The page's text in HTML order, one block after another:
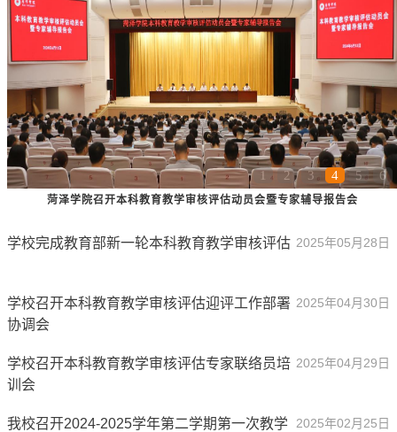
1 2 3 4 5 6
菏泽学院召开本科教育教学审核评估动员会暨专家辅导报告会
学校完成教育部新一轮本科教育教学审核评估 2025年05月28日
学校召开本科教育教学审核评估迎评工作部署
协调会
2025年04月30日
学校召开本科教育教学审核评估专家联络员培
训会
2025年04月29日
我校召开2024-2025学年第二学期第一次教学
2025年02月25日